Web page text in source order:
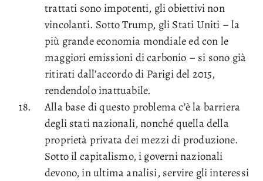
trattati sono impotenti, gli obiettivi non
vincolanti. Sotto Trump, gli Stati Uniti – la
più grande economia mondiale ed con le
maggiori emissioni di carbonio – si sono già
ritirati dall’accordo di Parigi del 2015,
rendendolo inattuabile.
Alla base di questo problema c’è la barriera
degli stati nazionali, nonché quella della
proprietà privata dei mezzi di produzione.
Sotto il capitalismo, i governi nazionali
devono, in ultima analisi, servire gli interessi